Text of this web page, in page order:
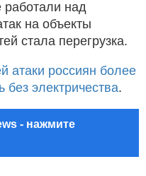
работали над
на объекты
стала перегрузка.
атаки россиян более
электричества.
- нажмите